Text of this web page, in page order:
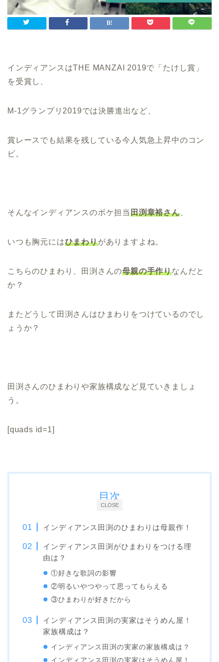
インディアンスはTHE MANZAI 2019で「たけし賞」
を受賞し、
M-1グランプリ2019では決勝進出など、
賞レースでも結果を残している今人気急上昇中のコン
ビ。
そんなインディアンスのボケ担当田渕章裕さん、
いつも胸元にはひまわりがありますよね。
こちらのひまわり、田渕さんの母親の手作りなんだと
か？
またどうして田渕さんはひまわりをつけているのでし
ょうか？
田渕さんのひまわりや家族構成など見ていきましょ
う。
[quads id=1]
CLOSE
目次
インディアンス田渕のひまわりは母親作！
インディアンス田渕がひまわりをつける理
由は？
①好きな歌詞の影響
②明るいやつやって思ってもらえる
③ひまわりが好きだから
インディアンス田渕の実家はそうめん屋！
家族構成は？
インディアンス田渕の実家の家族構成は？
インディアンス田渕の実家はそうめん屋！